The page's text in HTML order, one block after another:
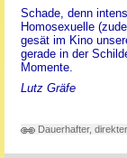
Schade, denn
Homosexuelle
gesät im Kino
gerade in der
Momente.
Lutz Gräfe
Dauerhafter,